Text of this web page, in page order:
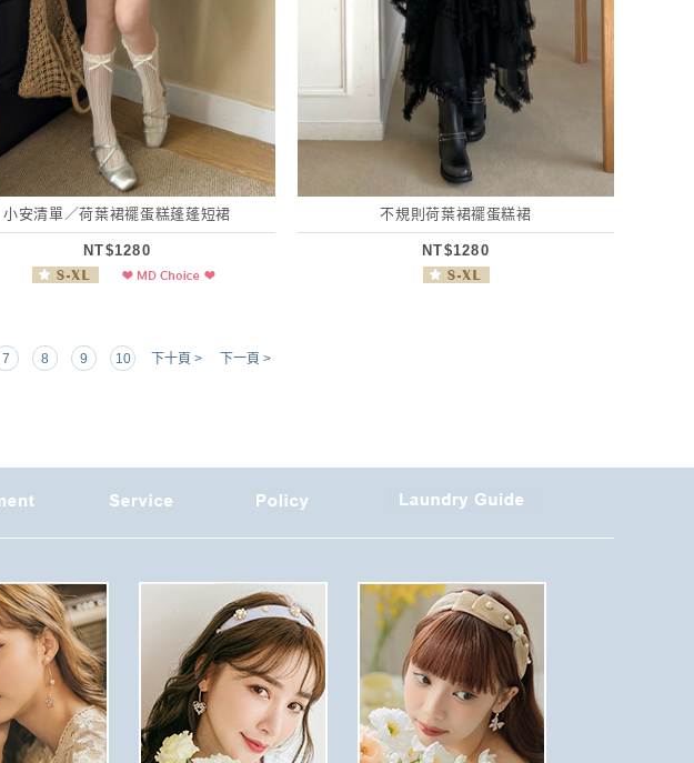
小安清單／荷葉裙襬蛋糕蓬蓬短裙
NT$1280
不規則荷葉裙襬蛋糕裙
NT$1280
7 8 9 10 下十頁 > 下一頁 >